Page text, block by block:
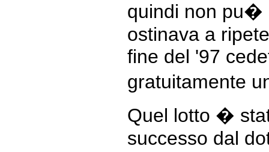
quindi non pu�
ostinava a
fine del '97
gratuitamente
Quel lotto �
successo dal